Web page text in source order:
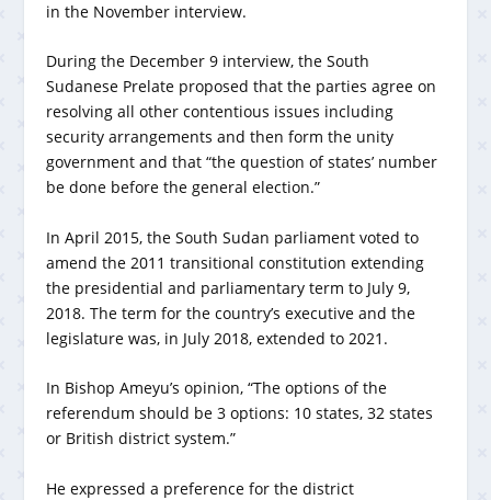
in the November interview.
During the December 9 interview, the South
Sudanese Prelate proposed that the parties agree on
resolving all other contentious issues including
security arrangements and then form the unity
government and that “the question of states’ number
be done before the general election.”
In April 2015, the South Sudan parliament voted to
amend the 2011 transitional constitution extending
the presidential and parliamentary term to July 9,
2018. The term for the country’s executive and the
legislature was, in July 2018, extended to 2021.
In Bishop Ameyu’s opinion, “The options of the
referendum should be 3 options: 10 states, 32 states
or British district system.”
He expressed a preference for the district